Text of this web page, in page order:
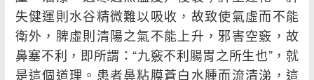
失健運則水谷精微難以吸收，故致使氣虛而不能
衛外，脾虛則清陽之氣不能上升，邪害空竅，故
鼻塞不利，即所謂：“九竅不利腸胃之所生也”，就
是這個道理。患者鼻粘膜蒼白水腫而流清涕，這